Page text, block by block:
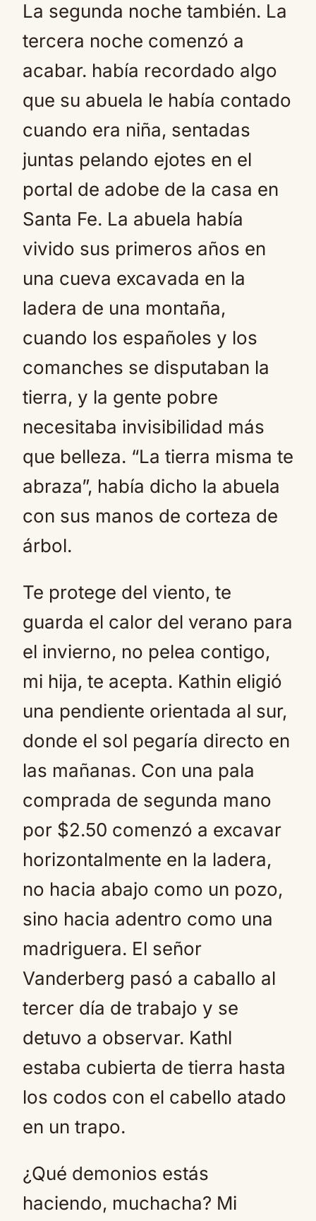
La segunda noche también. La
tercera noche comenzó a
acabar. había recordado algo
que su abuela le había contado
cuando era niña, sentadas
juntas pelando ejotes en el
portal de adobe de la casa en
Santa Fe. La abuela había
vivido sus primeros años en
una cueva excavada en la
ladera de una montaña,
cuando los españoles y los
comanches se disputaban la
tierra, y la gente pobre
necesitaba invisibilidad más
que belleza. “La tierra misma te
abraza”, había dicho la abuela
con sus manos de corteza de
árbol.
Te protege del viento, te
guarda el calor del verano para
el invierno, no pelea contigo,
mi hija, te acepta. Kathin eligió
una pendiente orientada al sur,
donde el sol pegaría directo en
las mañanas. Con una pala
comprada de segunda mano
por $2.50 comenzó a excavar
horizontalmente en la ladera,
no hacia abajo como un pozo,
sino hacia adentro como una
madriguera. El señor
Vanderberg pasó a caballo al
tercer día de trabajo y se
detuvo a observar. Kathl
estaba cubierta de tierra hasta
los codos con el cabello atado
en un trapo.
¿Qué demonios estás
haciendo, muchacha? Mi